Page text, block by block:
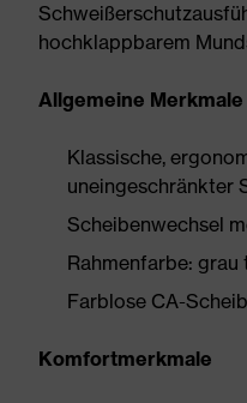
hochklappbarem
Allgemeine Merkmale
Klassische,
uneingeschränkter
Scheibenwechsel
Rahmenfarbe: grau
Farblose CA-
Komfortmerkmale